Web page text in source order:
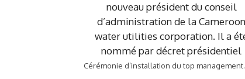
Cérémonie d’installation du top management.